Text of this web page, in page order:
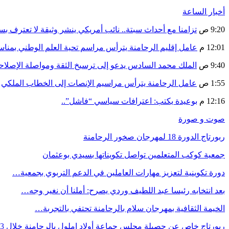
أخبار الساعة
9:20 ص تزامنا مع أحداث سبتة.. نائب أمريكي ينشر وثيقة لا تعترف
12:01 م عامل إقليم الرحامنة يترأس مراسم تحية العلم الوطني
9:40 ص الملك محمد السادس يدعو إلى ترسيخ الثقة ومواصلة
1:55 ص عامل الرحامنة يترأس مراسيم الإنصات إلى الخطاب الملكي
12:16 م بوعيدة يكتب: اعترافات سياسي “فاشل”..
صوت و صورة
ربورتاج الدورة 18 لمهرجان صخور الرحامنة
جمعية كوكب المتعلمين تواصل تكويناتها بسيدي بوعثمان
دورة تكوينية لتعزيز مهارات العاملين في الدعم التربوي بجمعية…
بعد انتخابه رئيسا عبد اللطيف وردي يصرح: أملنا أن نغير وجه…
الخيمة الثقافية بمهرجان سلام بالرحامنة تحتفي بالتجربة…
ربورتاج خاص عن حصيلة مجلس جماعة أولاد إملول بالرحامنة خلال 3…